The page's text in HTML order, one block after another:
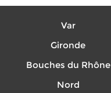
Var
Gironde
Bouches du Rhône
Nord